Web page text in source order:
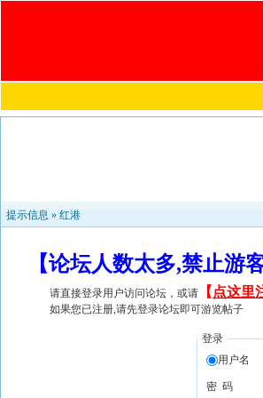
提示信息 » 红港
【论坛人数太多,禁止
请直接登录用户访问论坛，或请 【 点这里
如果您已注册,请先登录论坛即可游览帖子
登录
用户名
密 码